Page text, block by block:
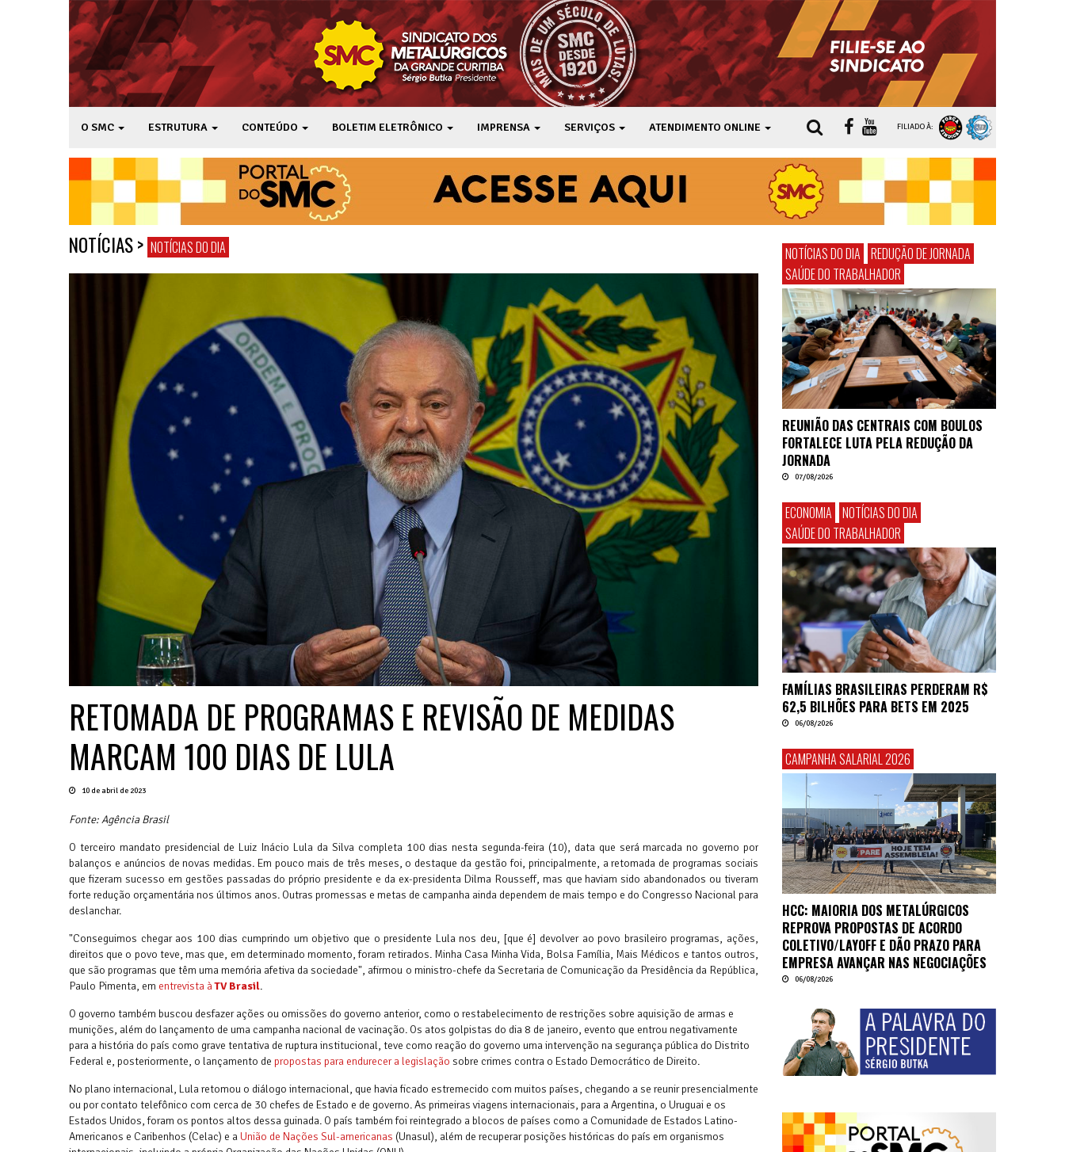
O SMC ESTRUTURA CONTEÚDO BOLETIM ELETRÔNICO IMPRENSA SERVIÇOS ATENDIMENTO ONLINE FILIADO À:
NOTÍCIAS> NOTÍCIAS DO DIA
RETOMADA DE PROGRAMAS E REVISÃO DE MEDIDAS
MARCAM 100 DIAS DE LULA
10 de abril de 2023
Fonte: Agência Brasil
O terceiro mandato presidencial de Luiz Inácio Lula da Silva completa 100 dias nesta segunda-feira (10), data que será marcada no governo por
balanços e anúncios de novas medidas. Em pouco mais de três meses, o destaque da gestão foi, principalmente, a retomada de programas sociais
que fizeram sucesso em gestões passadas do próprio presidente e da ex-presidenta Dilma Rousseff, mas que haviam sido abandonados ou tiveram
forte redução orçamentária nos últimos anos. Outras promessas e metas de campanha ainda dependem de mais tempo e do Congresso Nacional para
deslanchar.
"Conseguimos chegar aos 100 dias cumprindo um objetivo que o presidente Lula nos deu, [que é] devolver ao povo brasileiro programas, ações,
direitos que o povo teve, mas que, em determinado momento, foram retirados. Minha Casa Minha Vida, Bolsa Família, Mais Médicos e tantos outros,
que são programas que têm uma memória afetiva da sociedade", afirmou o ministro-chefe da Secretaria de Comunicação da Presidência da República,
Paulo Pimenta, em entrevista àTV Brasil.
O governo também buscou desfazer ações ou omissões do governo anterior, como o restabelecimento de restrições sobre aquisição de armas e
munições, além do lançamento de uma campanha nacional de vacinação. Os atos golpistas do dia 8 de janeiro, evento que entrou negativamente
para a história do país como grave tentativa de ruptura institucional, teve como reação do governo uma intervenção na segurança pública do Distrito
Federal e, posteriormente, o lançamento de propostas para endurecer a legislação sobre crimes contra o Estado Democrático de Direito.
No plano internacional, Lula retomou o diálogo internacional, que havia ficado estremecido com muitos países, chegando a se reunir presencialmente
ou por contato telefônico com cerca de 30 chefes de Estado e de governo. As primeiras viagens internacionais, para a Argentina, o Uruguai e os
Estados Unidos, foram os pontos altos dessa guinada. O país também foi reintegrado a blocos de países como a Comunidade de Estados Latino-
Americanos e Caribenhos (Celac) e a União de Nações Sul-americanas (Unasul), além de recuperar posições históricas do país em organismos
NOTÍCIAS DO DIA REDUÇÃO DE JORNADA
SAÚDE DO TRABALHADOR
REUNIÃO DAS CENTRAIS COM BOULOS
FORTALECE LUTA PELA REDUÇÃO DA
JORNADA
07/08/2026
ECONOMIA NOTÍCIAS DO DIA
SAÚDE DO TRABALHADOR
FAMÍLIAS BRASILEIRAS PERDERAM R$
62,5 BILHÕES PARA BETS EM 2025
06/08/2026
CAMPANHA SALARIAL 2026
HCC: MAIORIA DOS METALÚRGICOS
REPROVA PROPOSTAS DE ACORDO
COLETIVO/LAYOFF E DÃO PRAZO PARA
EMPRESA AVANÇAR NAS NEGOCIAÇÕES
06/08/2026